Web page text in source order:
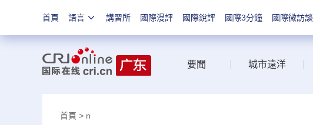
首頁 語言 講習所 國際漫評 國際銳評 國際3分鐘 國際微訪談
要聞 城市遠洋
首頁 > n